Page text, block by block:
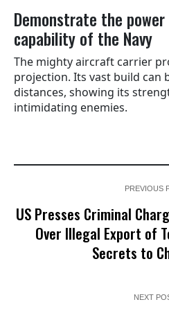
Demonstrate the
capability of the Navy
The mighty aircraft carrier
projection. Its vast build can
distances, showing its
intimidating enemies.
PREVIOUS
US Presses Criminal
Over Illegal Export of
Secrets to
NEXT